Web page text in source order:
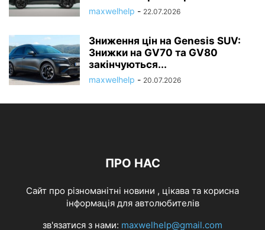
maxwelhelp - 22.07.2026
Зниження цін на Genesis SUV:
Знижки на GV70 та GV80
закінчуються...
maxwelhelp - 20.07.2026
ПРО НАС
Cайт про різноманітні новини , цікава та корисна
інформація для автолюбителів
зв'язатися з нами: maxwelhelp@gmail.com